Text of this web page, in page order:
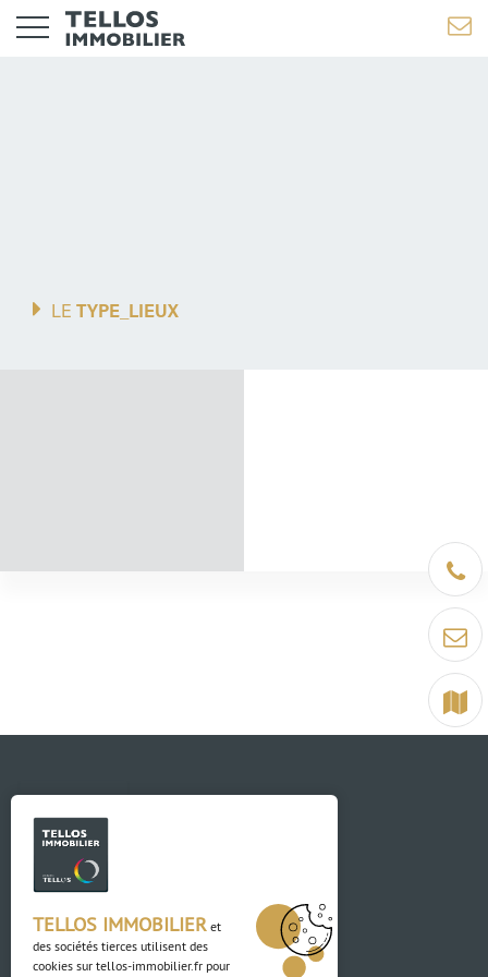
Être
Contact
Terrain
Medecine Générale
LE TYPE_LIEUX
Contact
03 88 04 84 84
TELLOS IMMOBILIER et
des sociétés tierces utilisent des
cookies sur tellos-immobilier.fr pour